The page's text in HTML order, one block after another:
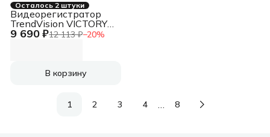
Осталось 2 штуки
9 690 ₽12 113 ₽−20%
Видеорегистратор
TrendVision VICTORY
DUAL черный 2Mpix
В корзину
1 2 3 4 … 8